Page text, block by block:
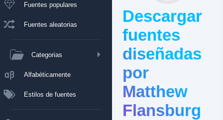
Fuentes populares
Fuentes aleatorias
Categorias
Alfabéticamente
Estilos de fuentes
Descargar
fuentes
diseñadas
por
Matthew
Flansburg